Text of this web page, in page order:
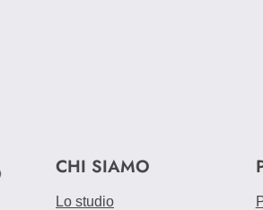
CHI SIAMO
Lo studio